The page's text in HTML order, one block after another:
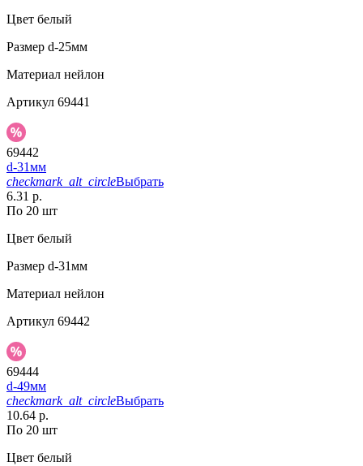
Цвет белый
Размер d-25мм
Материал нейлон
Артикул 69441
69442
d-31мм
checkmark_alt_circleВыбрать
6.31 р.
По 20 шт
Цвет белый
Размер d-31мм
Материал нейлон
Артикул 69442
69444
d-49мм
checkmark_alt_circleВыбрать
10.64 р.
По 20 шт
Цвет белый